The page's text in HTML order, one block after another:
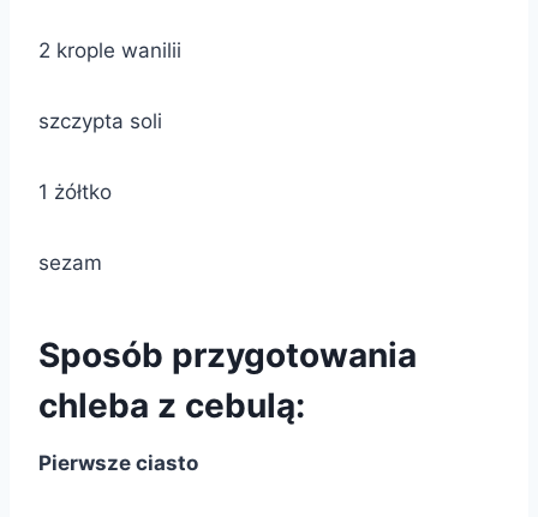
2 krople wanilii
szczypta soli
1 żółtko
sezam
Sposób przygotowania
chleba z cebulą:
Pierwsze ciasto